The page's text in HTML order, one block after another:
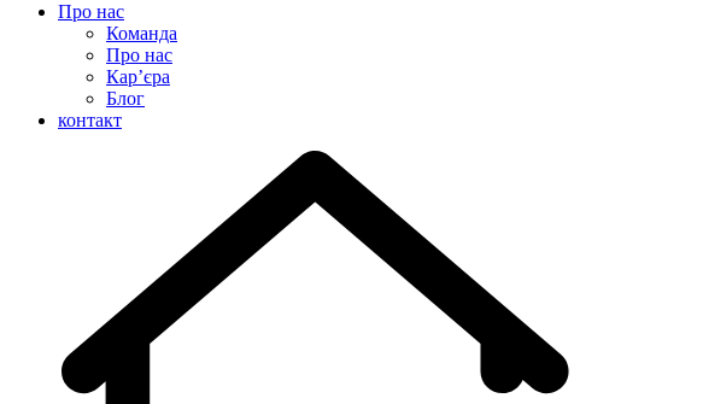
Про нас
Команда
Про нас
Кар’єра
Блог
контакт